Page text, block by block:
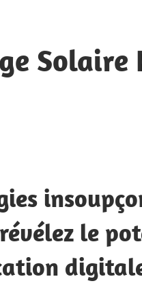
Solaire
le